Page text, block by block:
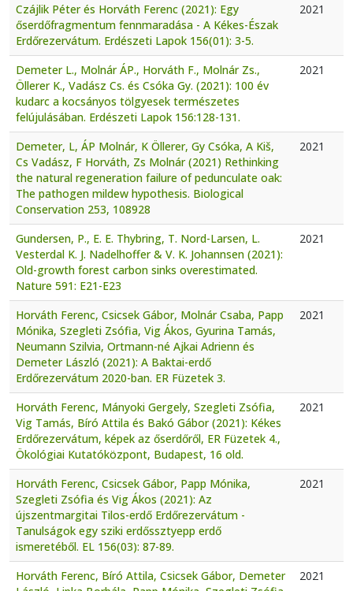
Czájlik Péter és Horváth Ferenc (2021): Egy
őserdőfragmentum fennmaradása - A Kékes-Észak
Erdőrezervátum. Erdészeti Lapok 156(01): 3-5.
2021
Demeter L., Molnár ÁP., Horváth F., Molnár Zs.,
Öllerer K., Vadász Cs. és Csóka Gy. (2021): 100 év
kudarc a kocsányos tölgyesek természetes
felújulásában. Erdészeti Lapok 156:128-131.
2021
Demeter, L, ÁP Molnár, K Öllerer, Gy Csóka, A Kiš,
Cs Vadász, F Horváth, Zs Molnár (2021) Rethinking
the natural regeneration failure of pedunculate oak:
The pathogen mildew hypothesis. Biological
Conservation 253, 108928
2021
Gundersen, P., E. E. Thybring, T. Nord-Larsen, L.
Vesterdal K. J. Nadelhoffer & V. K. Johannsen (2021):
Old-growth forest carbon sinks overestimated.
Nature 591: E21-E23
2021
Horváth Ferenc, Csicsek Gábor, Molnár Csaba, Papp
Mónika, Szegleti Zsófia, Vig Ákos, Gyurina Tamás,
Neumann Szilvia, Ortmann-né Ajkai Adrienn és
Demeter László (2021): A Baktai-erdő
Erdőrezervátum 2020-ban. ER Füzetek 3.
2021
Horváth Ferenc, Mányoki Gergely, Szegleti Zsófia,
Vig Tamás, Bíró Attila és Bakó Gábor (2021): Kékes
Erdőrezervátum, képek az őserdőről, ER Füzetek 4.,
Ökológiai Kutatóközpont, Budapest, 16 old.
2021
Horváth Ferenc, Csicsek Gábor, Papp Mónika,
Szegleti Zsófia és Vig Ákos (2021): Az
újszentmargitai Tilos-erdő Erdőrezervátum -
Tanulságok egy sziki erdőssztyepp erdő
ismeretéből. EL 156(03): 87-89.
2021
Horváth Ferenc, Bíró Attila, Csicsek Gábor, Demeter
2021